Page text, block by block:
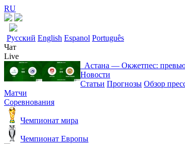
RU
Русский English Espanol Português
Чат
Live
Астана ― Окжетпес:
Новости
Статьи Прогнозы Обзор
Матчи
Соревнования
Чемпионат мира
Чемпионат Европы